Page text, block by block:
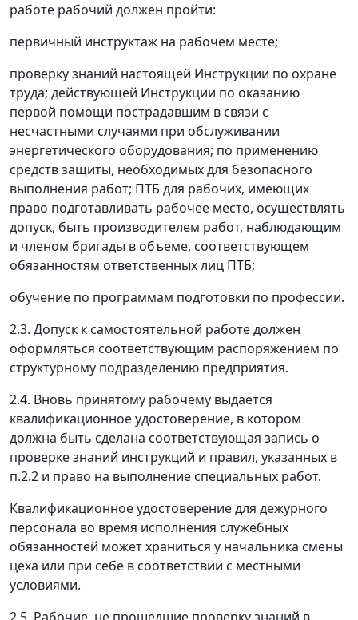
работе рабочий должен пройти:
первичный инструктаж на рабочем месте;
проверку знаний настоящей Инструкции по охране
труда; действующей Инструкции по оказанию
первой помощи пострадавшим в связи с
несчастными случаями при обслуживании
энергетического оборудования; по применению
средств защиты, необходимых для безопасного
выполнения работ; ПТБ для рабочих, имеющих
право подготавливать рабочее место, осуществлять
допуск, быть производителем работ, наблюдающим
и членом бригады в объеме, соответствующем
обязанностям ответственных лиц ПТБ;
обучение по программам подготовки по профессии.
2.3. Допуск к самостоятельной работе должен
оформляться соответствующим распоряжением по
структурному подразделению предприятия.
2.4. Вновь принятому рабочему выдается
квалификационное удостоверение, в котором
должна быть сделана соответствующая запись о
проверке знаний инструкций и правил, указанных в
п.2.2 и право на выполнение специальных работ.
Квалификационное удостоверение для дежурного
персонала во время исполнения служебных
обязанностей может храниться у начальника смены
цеха или при себе в соответствии с местными
условиями.